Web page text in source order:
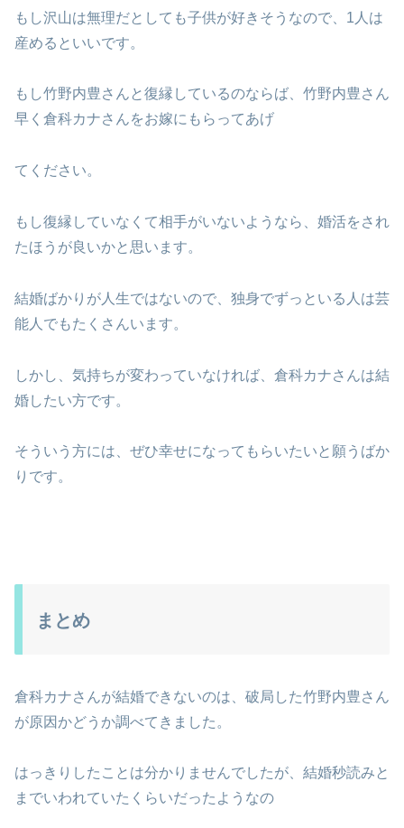
もし沢山は無理だとしても子供が好きそうなので、1人は
産めるといいです。
もし竹野内豊さんと復縁しているのならば、竹野内豊さん
早く倉科カナさんをお嫁にもらってあげ
てください。
もし復縁していなくて相手がいないようなら、婚活をされ
たほうが良いかと思います。
結婚ばかりが人生ではないので、独身でずっといる人は芸
能人でもたくさんいます。
しかし、気持ちが変わっていなければ、倉科カナさんは結
婚したい方です。
そういう方には、ぜひ幸せになってもらいたいと願うばか
りです。
まとめ
倉科カナさんが結婚できないのは、破局した竹野内豊さん
が原因かどうか調べてきました。
はっきりしたことは分かりませんでしたが、結婚秒読みと
までいわれていたくらいだったようなの